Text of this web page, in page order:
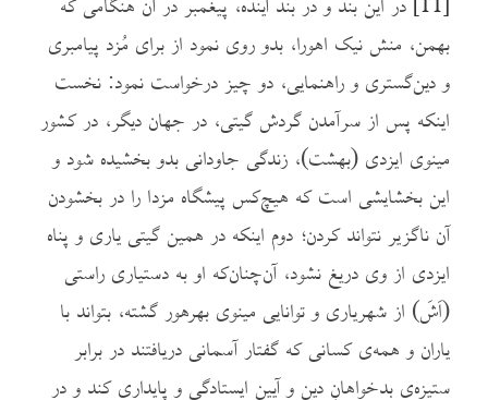
بهمن، منش نیک اهورا، بدو روی نمود از برای مُزد پیامبری
و دین‌گستری و راهنمایی، دو چیز درخواست نمود: نخست
اینکه پس از سرآمدن گردش گیتی، در جهان دیگر، در کشور
مینوی ایزدی (بهشت)، زندگی جاودانی بدو بخشیده شود و
این بخشایشی است که هیچ‌کس پیشگاه مزدا را در بخشودن
آن ناگزیر نتواند کردن؛ دوم اینکه در همین گیتی یاری و پناه
ایزدی از وی دریغ نشود، آن‌چنان‌که او به دستیاری راستی
(اَشَ) از شهریاری و توانایی مینوی بهره­ور گشته، بتواند با
یاران و همه‌ی کسانی که گفتار آسمانی دریافتند در برابر
ستیزه‌ی بدخواهانِ دین و آیین ایستادگی و پایداری کند و در